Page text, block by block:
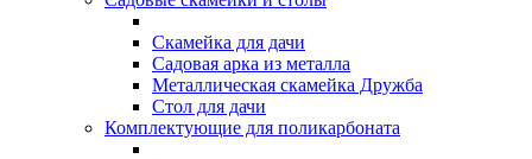
Скамейка для дачи
Садовая арка из металла
Металлическая скамейка Дружба
Стол для дачи
Комплектующие для поликарбоната